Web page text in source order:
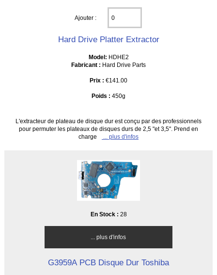
Ajouter :
Hard Drive Platter Extractor
Model: HDHE2
Fabricant : Hard Drive Parts
Prix : €141.00
Poids : 450g
L'extracteur de plateau de disque dur est conçu par des professionnels
pour permuter les plateaux de disques durs de 2,5 "et 3,5". Prend en
charge
... plus d'infos
En Stock : 28
... plus d'infos
G3959A PCB Disque Dur Toshiba